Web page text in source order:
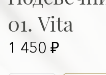
01. Vita
1 450 ₽